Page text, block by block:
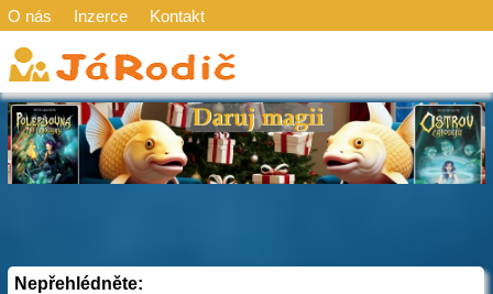
O nás Inzerce Kontakt
Nepřehlédněte: